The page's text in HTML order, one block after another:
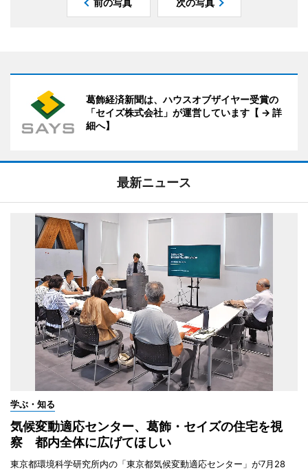
葛飾経済新聞は、ハウスオブザイヤー受賞の
「セイズ株式会社」が運営しています【 → 詳
細へ】
最新ニュース
学ぶ・知る
気候変動適応センター、葛飾・セイズの住宅を視
察 都内全体に広げてほしい
東京都環境科学研究所内の「東京都気候変動適応センター」が7月28